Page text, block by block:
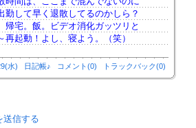
勤して早く退散してるのかしら？
宅。飯。ビデオ消化ガッツリと
起動！よし、寝よう。（笑）
水) 日記帳♪ コメント(0) トラックバック(0)
送信する